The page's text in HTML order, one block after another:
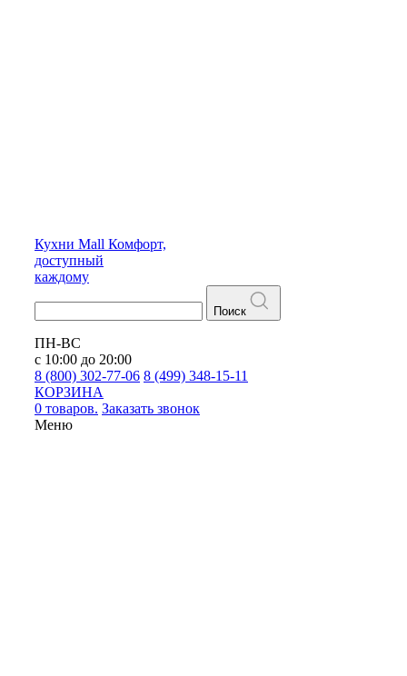
Кухни Mall Комфорт,
доступный
каждому
Поиск
ПН-ВС
с 10:00 до 20:00
8 (800) 302-77-06 8 (499) 348-15-11
КОРЗИНА
0 товаров. Заказать звонок
Меню